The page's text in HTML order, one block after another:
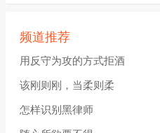
频道推荐
用反守为攻的方式拒酒
该刚则刚，当柔则柔
怎样识别黑律师